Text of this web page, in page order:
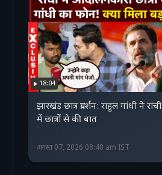
18:04
झारखंड छात्र प्रदर्शन: राहुल गांधी ने रांची
में छात्रों से की बात
अगस्त 07, 2026 08:48 am IST